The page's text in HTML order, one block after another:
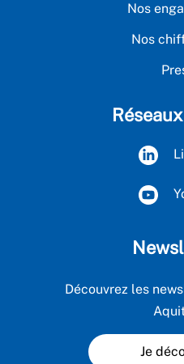
Nos
Nos
Découvrez les
Je